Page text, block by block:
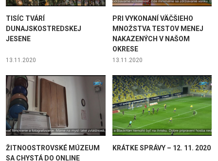
TISÍC TVÁRÍ
DUNAJSKOSTREDSKEJ
JESENE
13.11.2020
PRI VYKONANÍ VÄČŠIEHO
MNOŽSTVA TESTOV MENEJ
NAKAZENÝCH V NAŠOM
OKRESE
13.11.2020
ŽITNOOSTROVSKÉ MÚZEUM
SA CHYSTÁ DO ONLINE
KRÁTKE SPRÁVY – 12. 11. 2020